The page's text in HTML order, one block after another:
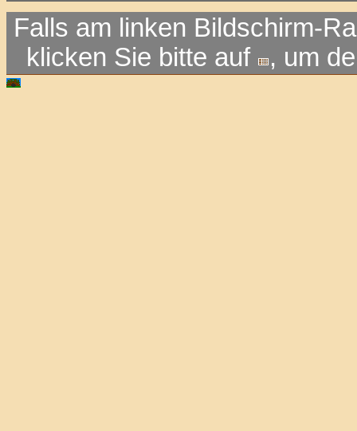
Falls am linken Bildschirm-
klicken Sie bitte auf
, um